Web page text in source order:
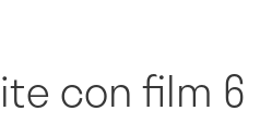
con film 6